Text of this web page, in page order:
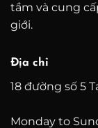
tầm và cung
giới.
Địa chỉ
18 đường số 5
Monday to